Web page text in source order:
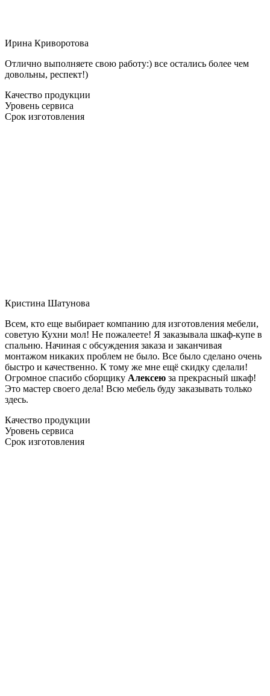
Ирина Криворотова
Отлично выполняете свою работу:) все остались более чем
довольны, респект!)
Качество продукции
Уровень сервиса
Срок изготовления
Кристина Шатунова
Всем, кто еще выбирает компанию для изготовления мебели,
советую Кухни мол! Не пожалеете! Я заказывала шкаф-купе в
спальню. Начиная с обсуждения заказа и заканчивая
монтажом никаких проблем не было. Все было сделано очень
быстро и качественно. К тому же мне ещё скидку сделали!
Огромное спасибо сборщику Алексею за прекрасный шкаф!
Это мастер своего дела! Всю мебель буду заказывать только
здесь.
Качество продукции
Уровень сервиса
Срок изготовления